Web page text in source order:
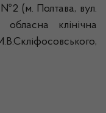
(м. Полтава, вул.
клінічна